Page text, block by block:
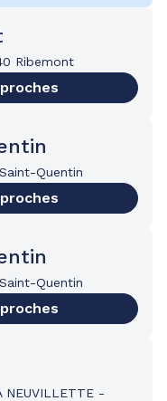
Ribemont
Quentin
Quentin
NEUVILLETTE -